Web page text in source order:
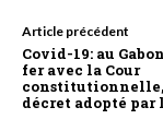
Article précédent
Covid-19: au
fer avec la Cour
décret adopté par